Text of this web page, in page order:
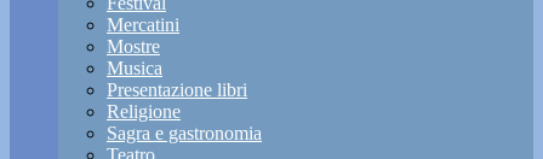
Mercatini
Mostre
Musica
Presentazione libri
Religione
Sagra e gastronomia
Teatro